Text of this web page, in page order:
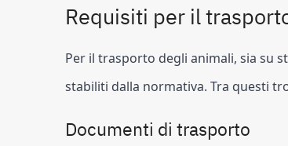
Requisiti per il
Per il trasporto degli animali, sia su
stabiliti dalla normativa. Tra questi
Documenti di trasporto